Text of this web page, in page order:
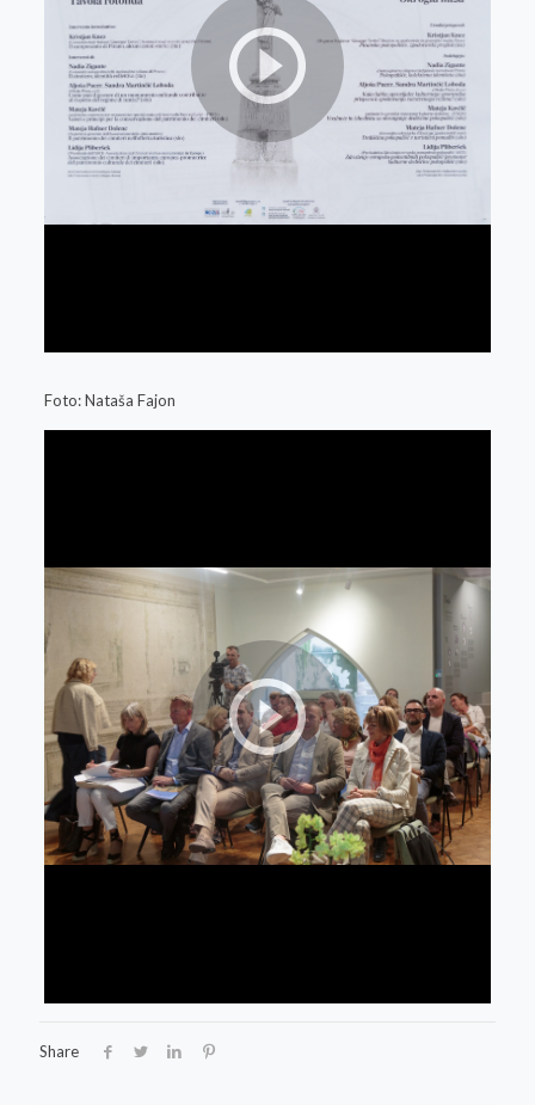
Foto: Nataša Fajon
Share